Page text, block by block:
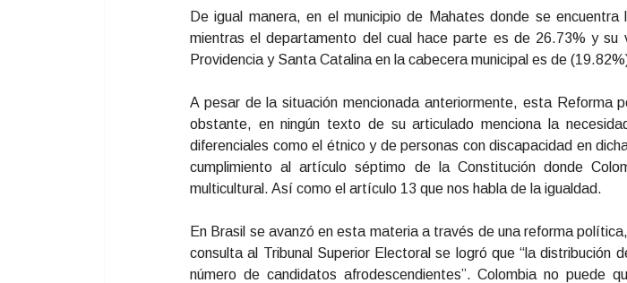
De igual manera, en el municipio de Mahates donde se
mientras el departamento del cual hace parte es de 26.73% y su
Providencia y Santa Catalina en la cabecera municipal es de
A pesar de la situación mencionada anteriormente, esta Reforma
obstante, en ningún texto de su articulado menciona la
diferenciales como el étnico y de personas con discapacidad en
cumplimiento al artículo séptimo de la Constitución donde
multicultural. Así como el artículo 13 que nos habla de la igualdad.
En Brasil se avanzó en esta materia a través de una reforma
consulta al Tribunal Superior Electoral se logró que “la distribución
número de candidatos afrodescendientes”. Colombia no puede